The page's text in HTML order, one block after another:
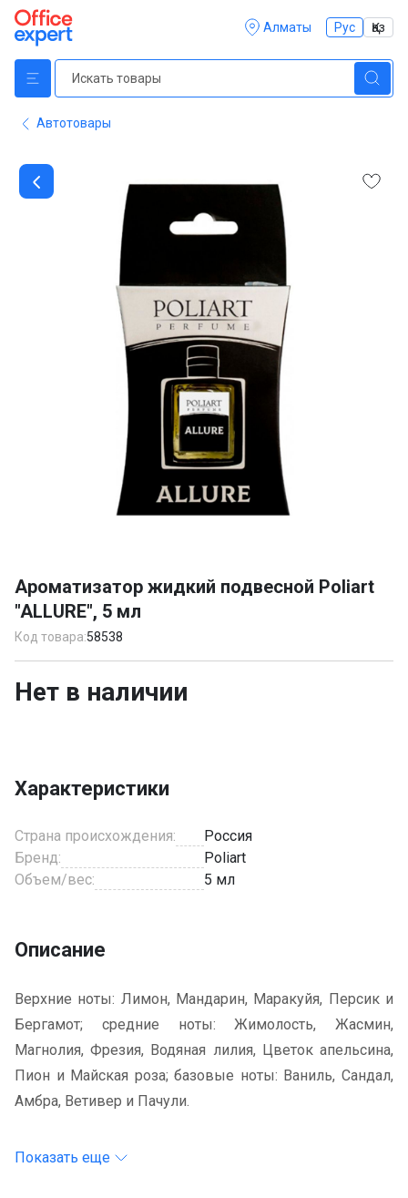
Алматы Рус Қаз
Автотовары
of
1
Ароматизатор жидкий подвесной Poliart
"ALLURE", 5 мл
Код товара:58538
Нет в наличии
Характеристики
Страна происхождения:
Россия
Бренд:
Poliart
Объем/вес:
5 мл
Описание
Верхние ноты: Лимон, Мандарин, Маракуйя, Персик и
Бергамот; средние ноты: Жимолость, Жасмин,
Магнолия, Фрезия, Водяная лилия, Цветок апельсина,
Пион и Майская роза; базовые ноты: Ваниль, Сандал,
Амбра, Ветивер и Пачули.
Показать еще